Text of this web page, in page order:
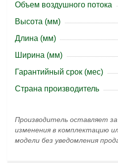
Объем воздушного потока
Высота (мм)
Длина (мм)
Ширина (мм)
Гарантийный срок (мес)
Страна производитель
Производитель оставляет
изменения в комплектацию
модели без уведомления